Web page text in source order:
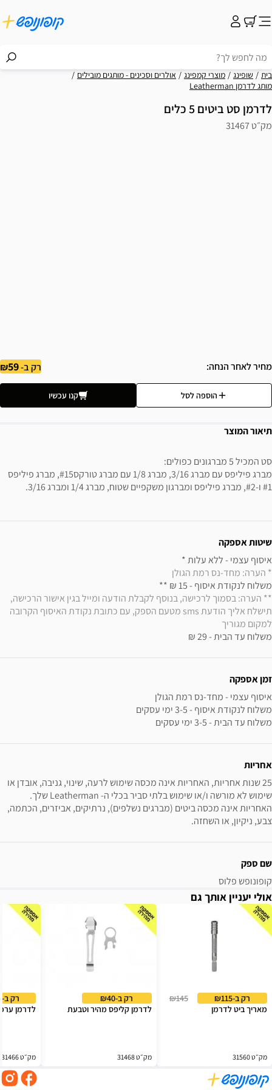
בית שופינג מוצרי קמפינג
אולרים וסכינים - מותגים מובילים
מותג לדרמן Leatherman
לדרמן סט ביטים 5 כלים
מק״ט 31467
מחיר לאחר הנחה רק ב-59
הוספה לסל קנו עכשיו
תיאור המוצר
סט המכיל 5 מברגונים כפולים:
מברג פיליפס עם מברג 3/16, מברג 1/8 עם מברג טורקס#15, מברג פיליפס
#1 ו-#2, מברג פיליפס ומברגון משקפיים שטוח, מברג 1/4 ומברג 3/16.
שיטות אספקה
איסוף עצמי - ללא עלות *
* הערה: מחד-נס רמת הגולן
משלוח לנקודת איסוף - 15 ₪ **
למקום מגוריך
משלוח עד הבית - 29 ₪
זמן אספקה
משלוח עד הבית - 3-5 ימי עסקים
אחריות
צבע, ניקיון, או השחזה.
שם ספק
קופונופש פלוס
אולי יעניין אותך גם
רק ב-₪115
₪145
מאריך ביט לדרמן
מק״ט 31560
רק ב-₪40
לדרמן קליפס מהיר וטבעת
מק״ט 31468
רק ב-₪120
לדרמן
מק״ט 31466